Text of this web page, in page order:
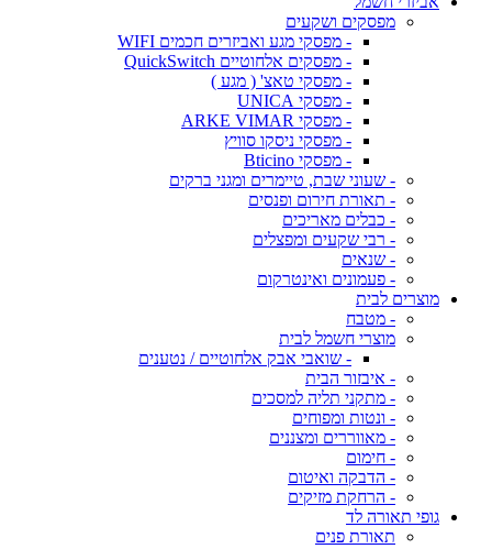
מפסקים ושקעים
- מפסקי מגע ואביזרים חכמים WIFI
- מפסקים אלחוטיים QuickSwitch
- מפסקי טאצ' ( מגע )
- מפסקי UNICA
- מפסקי ARKE VIMAR
- מפסקי ניסקו סוויץ
- מפסקי Bticino
- שעוני שבת, טיימרים ומגני ברקים
- תאורת חירום ופנסים
- כבלים מאריכים
- רבי שקעים ומפצלים
- שנאים
- פעמונים ואינטרקום
מוצרים לבית
- מטבח
מוצרי חשמל לבית
- שואבי אבק אלחוטיים / נטענים
- איבזור הבית
- מתקני תליה למסכים
- ונטות ומפוחים
- מאווררים ומצננים
- חימום
- הדבקה ואיטום
- הרחקת מזיקים
גופי תאורה לד
תאורת פנים